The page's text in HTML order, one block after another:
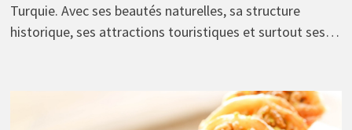
Turquie. Avec ses beautés naturelles, sa structure
historique, ses attractions touristiques et surtout ses…